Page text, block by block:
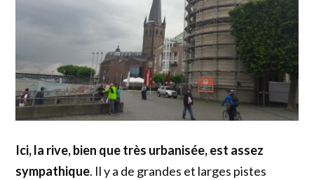
Ici, la rive, bien que très urbanisée, est assez
sympathique. Il y a de grandes et larges pistes